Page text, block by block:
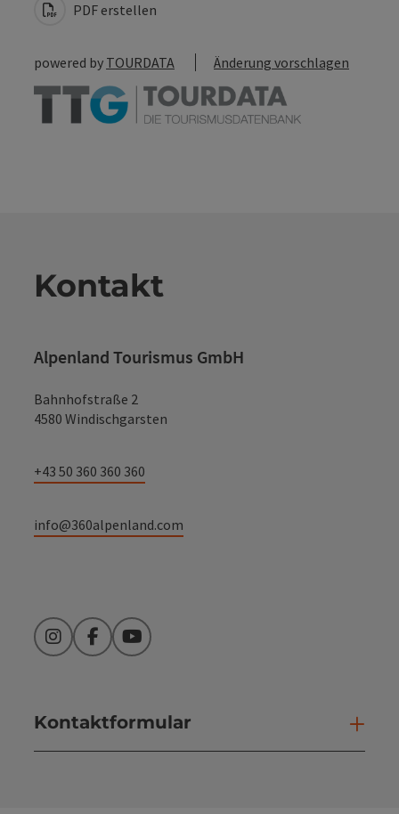
PDF erstellen
powered by TOURDATA Änderung vorschlagen
Kontakt
Alpenland Tourismus GmbH
Bahnhofstraße 2
4580 Windischgarsten
+43 50 360 360 360
info@360alpenland.com
InstagramFacebookYouTube
Kontaktformular